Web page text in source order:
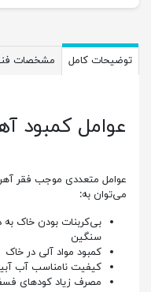
توضیحات کامل مشخصات
عوامل کمبود
عوامل متعددی موجب فقر
می‌توان به:
بی‌کربنات بودن خاک
سنگین
کمبود مواد آلی در خاک
کیفیت نامناسب آب
مصرف زیاد کودهای